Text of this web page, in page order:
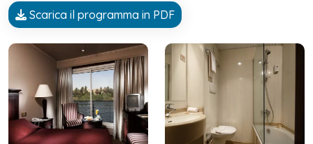
Scarica il programma in PDF